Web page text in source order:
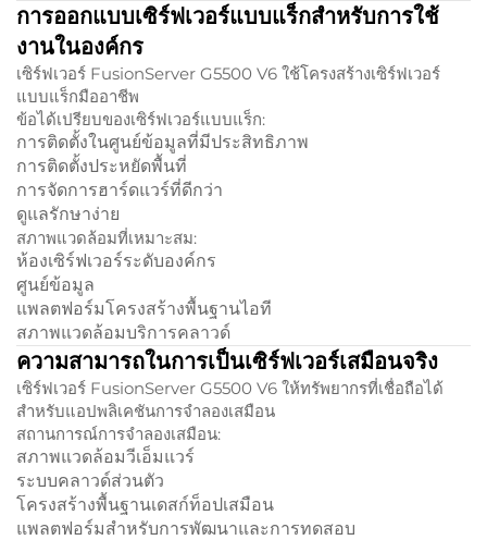
การออกแบบเซิร์ฟเวอร์แบบแร็กสำหรับการใช้
งานในองค์กร
เซิร์ฟเวอร์ FusionServer G5500 V6 ใช้โครงสร้างเซิร์ฟเวอร์
แบบแร็กมืออาชีพ
ข้อได้เปรียบของเซิร์ฟเวอร์แบบแร็ก:
การติดตั้งในศูนย์ข้อมูลที่มีประสิทธิภาพ
การติดตั้งประหยัดพื้นที่
การจัดการฮาร์ดแวร์ที่ดีกว่า
ดูแลรักษาง่าย
สภาพแวดล้อมที่เหมาะสม:
ห้องเซิร์ฟเวอร์ระดับองค์กร
ศูนย์ข้อมูล
แพลตฟอร์มโครงสร้างพื้นฐานไอที
สภาพแวดล้อมบริการคลาวด์
ความสามารถในการเป็นเซิร์ฟเวอร์เสมือนจริง
เซิร์ฟเวอร์ FusionServer G5500 V6 ให้ทรัพยากรที่เชื่อถือได้
สำหรับแอปพลิเคชันการจำลองเสมือน
สถานการณ์การจำลองเสมือน:
สภาพแวดล้อมวีเอ็มแวร์
ระบบคลาวด์ส่วนตัว
โครงสร้างพื้นฐานเดสก์ท็อปเสมือน
แพลตฟอร์มสำหรับการพัฒนาและการทดสอบ